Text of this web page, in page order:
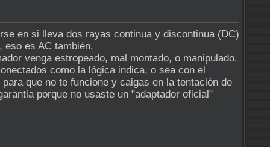
en si lleva dos rayas continua y discontinua (DC)
eso es AC también.
venga estropeado, mal montado, o manipulado.
como la lógica indica, o sea con el
que no te funcione y caigas en la tentación de
porque no usaste un "adaptador oficial"